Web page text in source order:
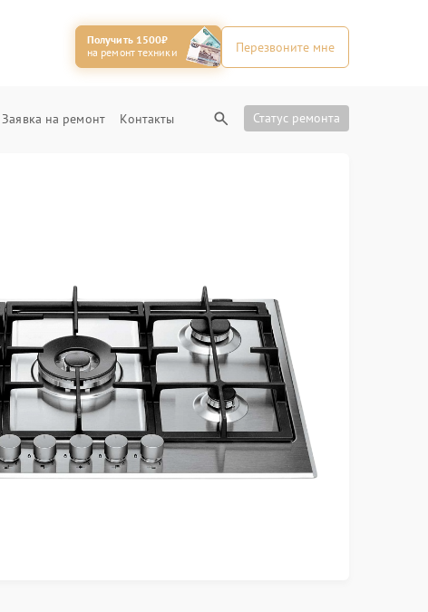
Получить 1500₽
на ремонт техники
Перезвоните мне
Заявка на ремонт Контакты Статус ремонта